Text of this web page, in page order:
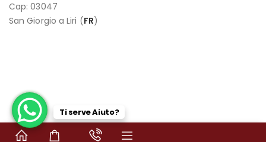
€1.560,00
Product Demo 07
Cap: 03047
San Giorgio a Liri (FR)
Ti serve Aiuto?